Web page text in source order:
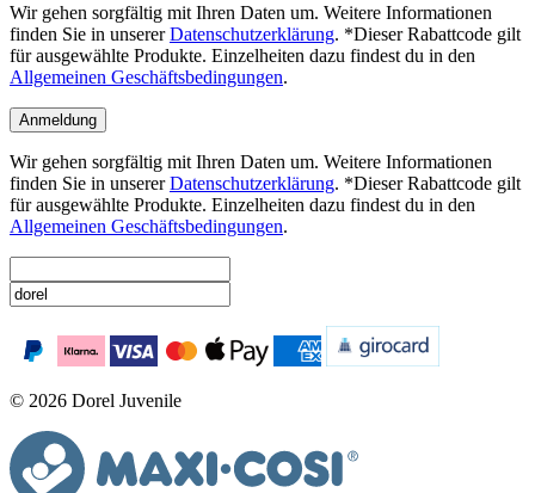
Wir gehen sorgfältig mit Ihren Daten um. Weitere Informationen
finden Sie in unsererDatenschutzerklärung. *Dieser Rabattcode gilt
für ausgewählte Produkte. Einzelheiten dazu findest du in den
Allgemeinen Geschäftsbedingungen.
Anmeldung
Wir gehen sorgfältig mit Ihren Daten um. Weitere Informationen
finden Sie in unsererDatenschutzerklärung. *Dieser Rabattcode gilt
für ausgewählte Produkte. Einzelheiten dazu findest du in den
Allgemeinen Geschäftsbedingungen.
© 2026 Dorel Juvenile